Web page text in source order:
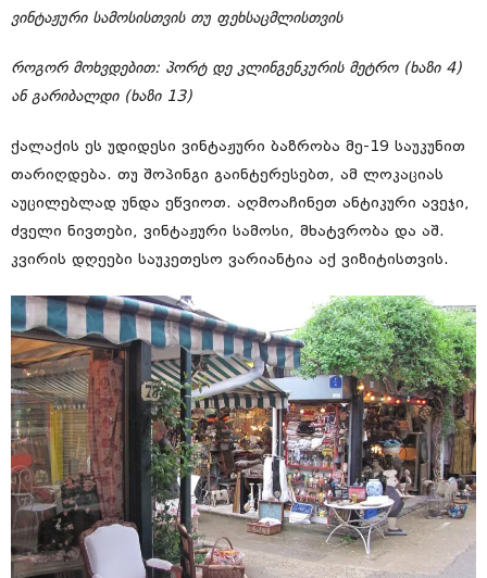
ვინტაჟური სამოსისთვის თუ ფეხსაცმლისთვის
როგორ მოხვდებით: პორტ დე კლინგენკურის მეტრო (ხაზი 4)
ან გარიბალდი (ხაზი 13)
ქალაქის ეს უდიდესი ვინტაჟური ბაზრობა მე-19 საუკუნით
თარიღდება. თუ შოპინგი გაინტერესებთ, ამ ლოკაციას
აუცილებლად უნდა ეწვიოთ. აღმოაჩინეთ ანტიკური ავეჯი,
ძველი ნივთები, ვინტაჟური სამოსი, მხატვრობა და აშ.
კვირის დღეები საუკეთესო ვარიანტია აქ ვიზიტისთვის.